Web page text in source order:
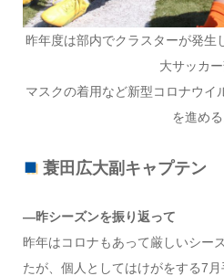
昨年度は部内でクラスターが発生
大サッカー
マスクの着用など新型コロナウイ
を進める
蓑田広大副キャプテン
―昨シーズンを振り返って
昨年はコロナもあって厳しいシー
たが、個人としてはけがをする7